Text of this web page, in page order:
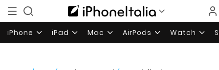
iPhone iPad Mac AirPods Watch